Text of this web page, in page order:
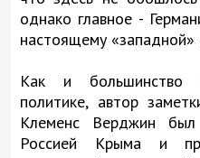
однако главное -
настоящему «западной»
Как и большинство
политике, автор
Клеменс Верджин был
Россией Крыма и